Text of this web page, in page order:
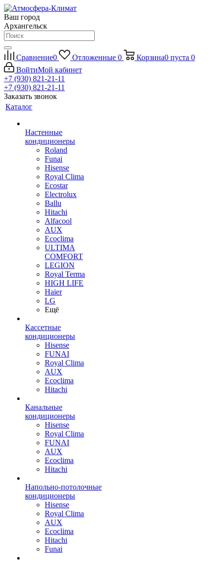
Ваш город
Архангельск
Сравнение0 Отложенные 0 Корзина0 пуста 0
ВойтиМой кабинет
+7 (930) 821-21-11
+7 (930) 821-21-11
Заказать звонок
Каталог
Настенные
кондиционеры
Roland
Funai
Hisense
Royal Clima
Ecostar
Electrolux
Ballu
Hitachi
Alfacool
AUX
Ecoclima
ULTIMA
COMFORT
LEGION
Royal Terma
HIGH LIFE
Haier
LG
Ещё
Кассетные
кондиционеры
Hisense
FUNAI
Royal Clima
AUX
Ecoclima
Hitachi
Канальные
кондиционеры
Hisense
Royal Clima
FUNAI
AUX
Ecoclima
Hitachi
Напольно-потолочные
кондиционеры
Hisense
Royal Clima
AUX
Ecoclima
Hitachi
Funai